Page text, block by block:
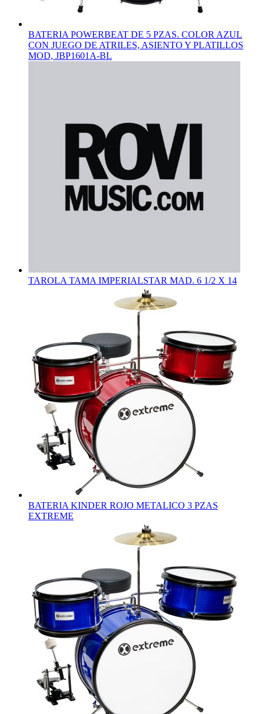
BATERIA POWERBEAT DE 5 PZAS. COLOR AZUL
CON JUEGO DE ATRILES, ASIENTO Y PLATILLOS
MOD, JBP1601A-BL
TAROLA TAMA IMPERIALSTAR MAD. 6 1/2 X 14
BATERIA KINDER ROJO METALICO 3 PZAS
EXTREME